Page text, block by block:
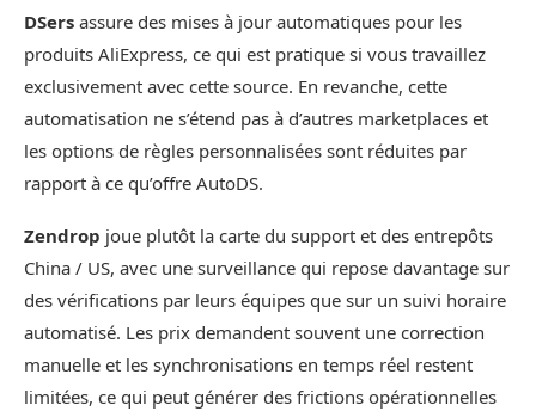
DSers assure des mises à jour automatiques pour les
produits AliExpress, ce qui est pratique si vous travaillez
exclusivement avec cette source. En revanche, cette
automatisation ne s’étend pas à d’autres marketplaces et
les options de règles personnalisées sont réduites par
rapport à ce qu’offre AutoDS.
Zendrop joue plutôt la carte du support et des entrepôts
China / US, avec une surveillance qui repose davantage sur
des vérifications par leurs équipes que sur un suivi horaire
automatisé. Les prix demandent souvent une correction
manuelle et les synchronisations en temps réel restent
limitées, ce qui peut générer des frictions opérationnelles